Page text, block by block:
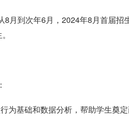
月到次年6月，2024年8月首届招
为基础和数据分析，帮助学生奠